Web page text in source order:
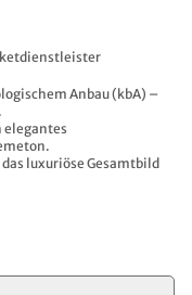
Anbau (kbA) –
elegantes
luxuriöse Gesamtbild